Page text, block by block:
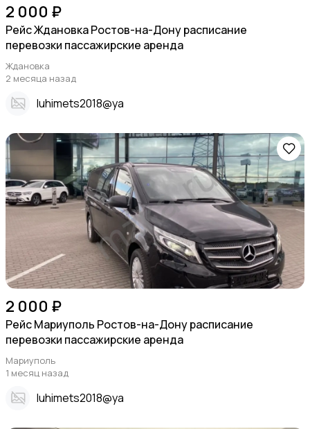
2 000 ₽
Рейс Ждановка Ростов-на-Дону расписание
перевозки пассажирские аренда
Ждановка
2 месяца назад
Iuhimets2018@ya
2 000 ₽
Рейс Мариуполь Ростов-на-Дону расписание
перевозки пассажирские аренда
Мариуполь
1 месяц назад
Iuhimets2018@ya